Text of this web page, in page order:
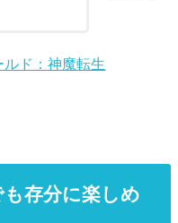
ド：神魔転生
存分に楽しめ